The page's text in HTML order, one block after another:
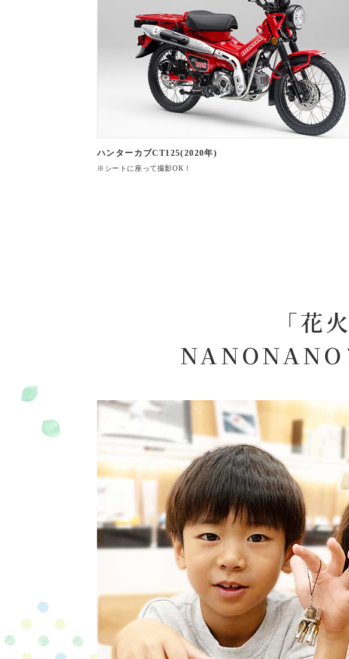
ハンターカブCT125(2020年)
※シートに座って撮影OK！
「花
NANONANO